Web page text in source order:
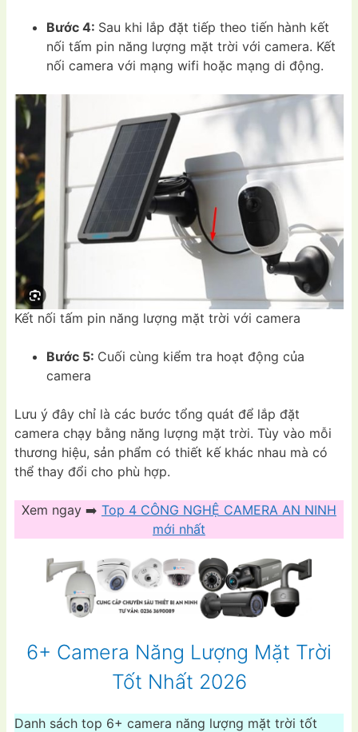
Bước 4: Sau khi lắp đặt tiếp theo tiến hành kết
nối tấm pin năng lượng mặt trời với camera. Kết
nối camera với mạng wifi hoặc mạng di động.
Kết nối tấm pin năng lượng mặt trời với camera
Bước 5: Cuối cùng kiểm tra hoạt động của
camera
Lưu ý đây chỉ là các bước tổng quát để lắp đặt
camera chạy bằng năng lượng mặt trời. Tùy vào mỗi
thương hiệu, sản phẩm có thiết kế khác nhau mà có
thể thay đổi cho phù hợp.
Xem ngay ➡️ Top 4 CÔNG NGHỆ CAMERA AN NINH
mới nhất
6+ Camera Năng Lượng Mặt Trời
Tốt Nhất 2026
Danh sách top 6+ camera năng lượng mặt trời tốt